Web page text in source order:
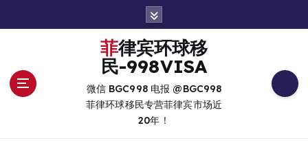
菲律宾环球移
民-998VISA
微信 BGC998 电报 @BGC998
菲律环球移民专营菲律宾市场近
20年！